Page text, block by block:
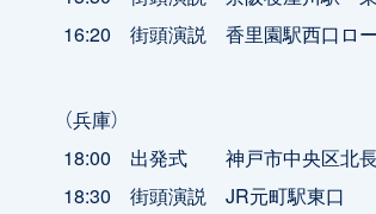
16:20 街頭演説 香里園駅西口ロ
（兵庫）
18:00 出発式 神戸市中央区北長
18:30 街頭演説 JR元町駅東口